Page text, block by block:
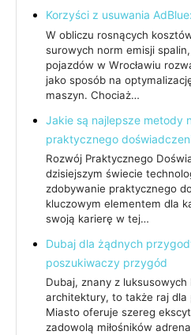
Korzyści z usuwania
W obliczu rosnących
surowych norm emisji
pojazdów w Wrocławiu
jako sposób na
maszyn. Chociaż…
Jakie są najlepsze metody
praktycznego
Rozwój Praktycznego
dzisiejszym świecie
zdobywanie praktycznego
kluczowym elementem dla
swoją karierę w tej…
Dubaj dla żądnych
poszukiwaczy przygód
Dubaj, znany z
architektury, to także raj dla
Miasto oferuje szereg
zadowolą miłośników